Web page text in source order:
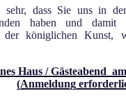
dass Sie uns in
haben und
der königlichen Kunst,
Haus / Gästeabend
(Anmeldung